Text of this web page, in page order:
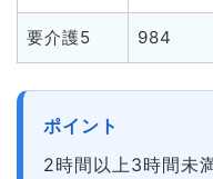
要介護5 984
ポイント
2時間以上3時間未